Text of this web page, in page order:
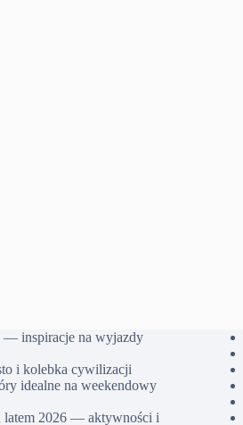
inspiracje na wyjazdy
i kolebka cywilizacji
idealne na weekendowy
latem 2026 — aktywności i